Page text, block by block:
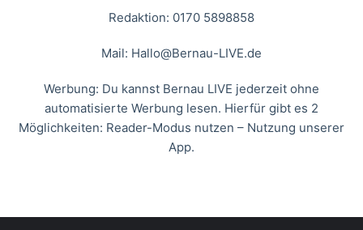
Redaktion: 0170 5898858
Mail: Hallo@Bernau-LIVE.de
Werbung: Du kannst Bernau LIVE jederzeit ohne
automatisierte Werbung lesen. Hierfür gibt es 2
Möglichkeiten: Reader-Modus nutzen – Nutzung unserer
App.